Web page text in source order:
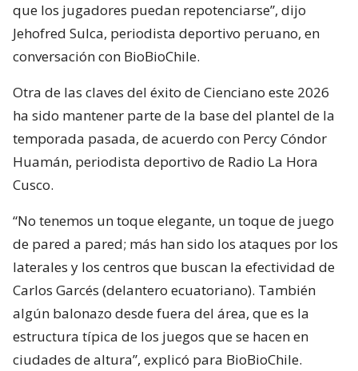
que los jugadores puedan repotenciarse”, dijo
Jehofred Sulca, periodista deportivo peruano, en
conversación con BioBioChile.
Otra de las claves del éxito de Cienciano este 2026
ha sido mantener parte de la base del plantel de la
temporada pasada, de acuerdo con Percy Cóndor
Huamán, periodista deportivo de Radio La Hora
Cusco.
“No tenemos un toque elegante, un toque de juego
de pared a pared; más han sido los ataques por los
laterales y los centros que buscan la efectividad de
Carlos Garcés (delantero ecuatoriano). También
algún balonazo desde fuera del área, que es la
estructura típica de los juegos que se hacen en
ciudades de altura”, explicó para BioBioChile.